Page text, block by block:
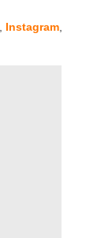
Instagram